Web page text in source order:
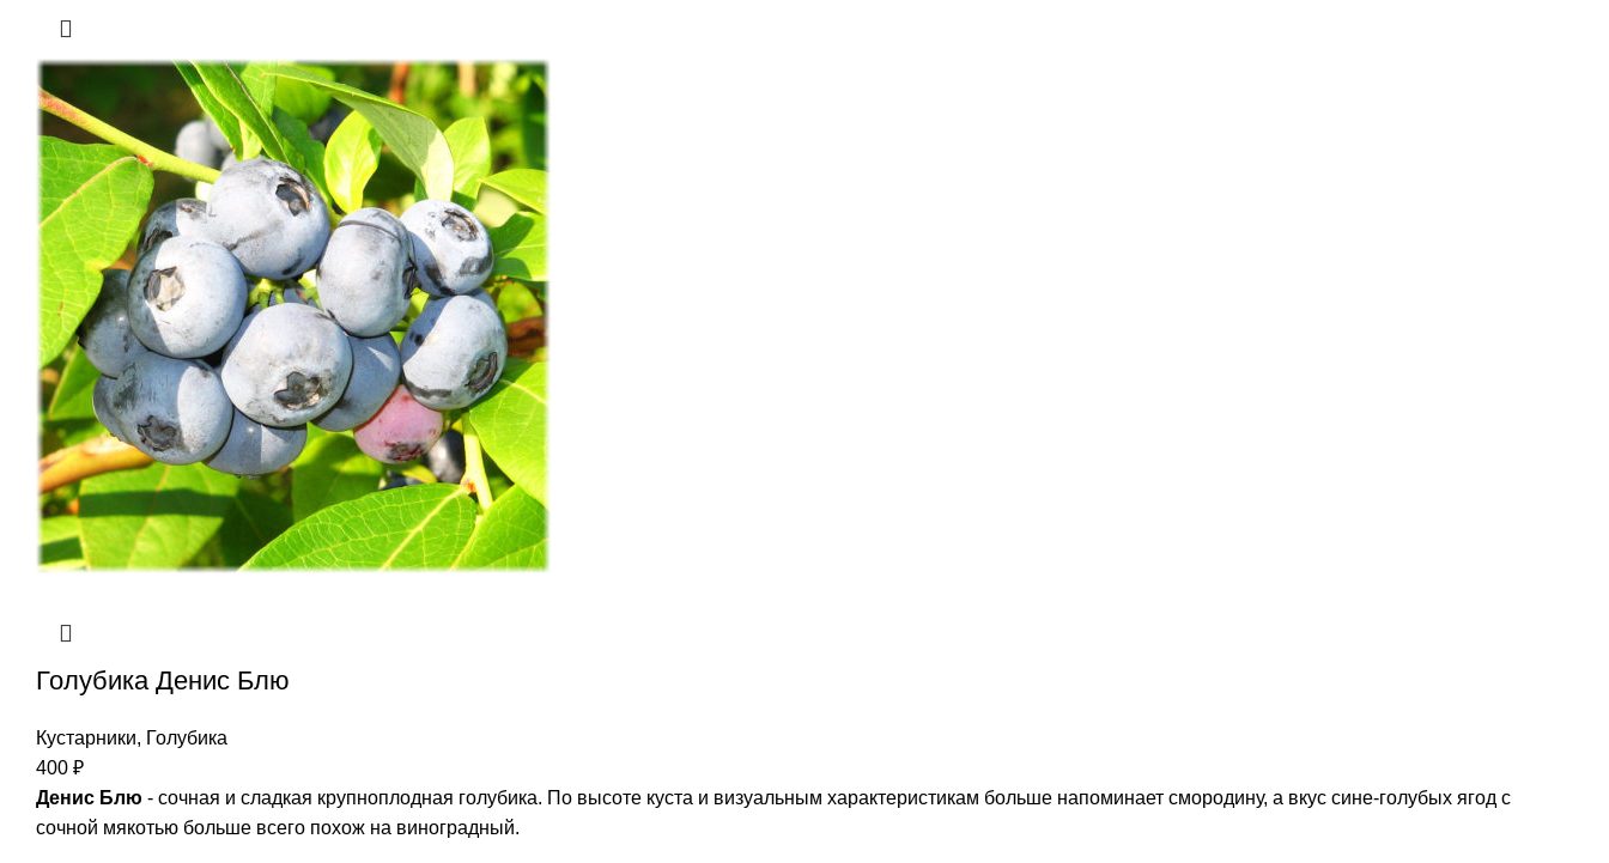
Голубика Денис Блю
Кустарники, Голубика
400 ₽
Денис Блю - сочная и сладкая крупноплодная голубика. По высоте куста и визуальным характеристикам больше напоминает смородину, а вкус сине-голубых ягод с
сочной мякотью больше всего похож на виноградный.